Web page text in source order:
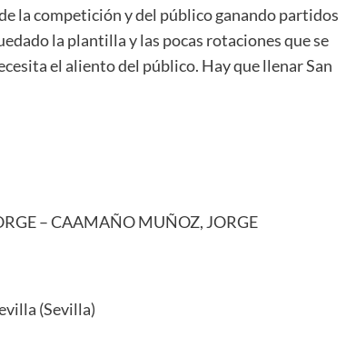
la competición y del público ganando partidos
la plantilla y las pocas rotaciones que se
el aliento del público. Hay que llenar San
– CAAMAÑO MUÑOZ, JORGE
(Sevilla)